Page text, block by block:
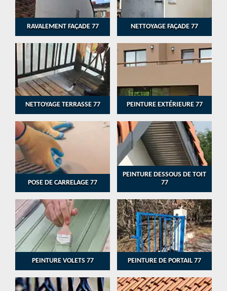
RAVALEMENT FAÇADE 77 NETTOYAGE FAÇADE 77
NETTOYAGE TERRASSE 77 PEINTURE EXTÉRIEURE 77
POSE DE CARRELAGE 77
PEINTURE DESSOUS DE TOIT
77
PEINTURE VOLETS 77 PEINTURE DE PORTAIL 77